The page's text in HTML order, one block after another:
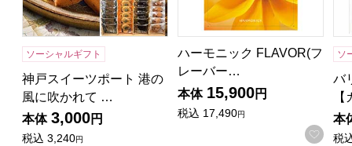
ソーシャルギフト
神戸スイーツポート 港の
風に吹かれて …
本体 3,000円
税込 3,240円
ハーモニック FLAVOR(フ
レーバー…
本体 15,900円
税込 17,490円
お気
ソ
バ
本
税